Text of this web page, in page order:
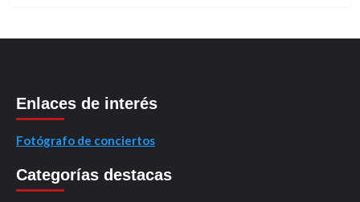
Enlaces de interés
Fotógrafo de conciertos
Categorías destacas